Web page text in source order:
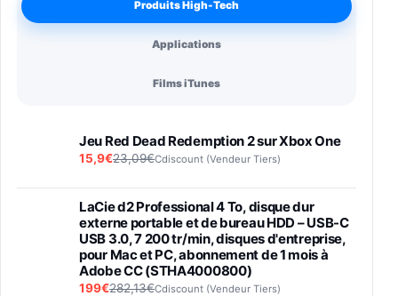
Produits High-Tech
Applications
Films iTunes
Jeu Red Dead Redemption 2 sur Xbox One
15,9€23,09€Cdiscount (Vendeur Tiers)
LaCie d2 Professional 4 To, disque dur
externe portable et de bureau HDD – USB-C
USB 3.0, 7 200 tr/min, disques d'entreprise,
pour Mac et PC, abonnement de 1 mois à
Adobe CC (STHA4000800)
199€282,13€Cdiscount (Vendeur Tiers)